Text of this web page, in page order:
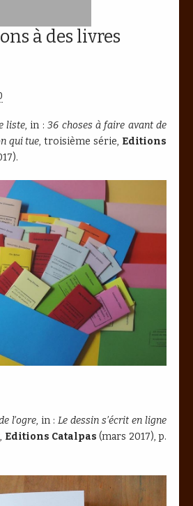
à des livres
liste, in :36 choses à faire avant de
qui tue, troisième série, Editions
l’ogre, in : Le dessin s’écrit en ligne
, Editions Catalpas (mars 2017), p.